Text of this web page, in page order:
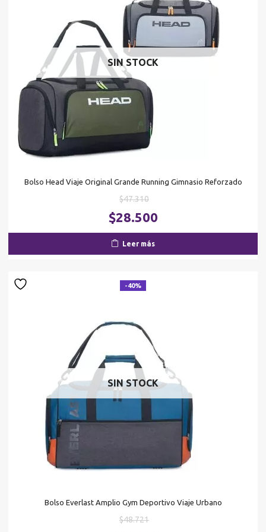
SIN STOCK
Bolso Head Viaje Original Grande Running Gimnasio Reforzado
$47.310El
precio
original
era:
$28.500
Leer más
-40%
SIN STOCK
Bolso Everlast Amplio Gym Deportivo Viaje Urbano
$48.721El